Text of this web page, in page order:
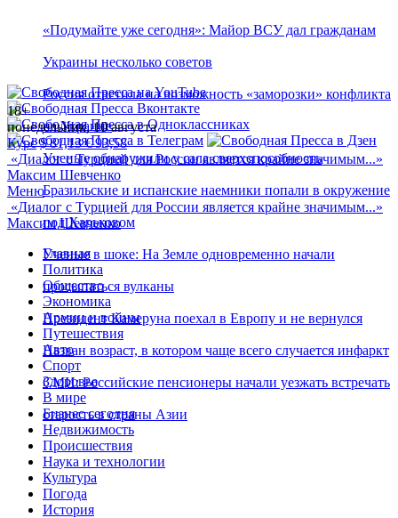
«Подумайте уже сегодня»: Майор ВСУ дал гражданам
Украины несколько советов
Россия ответила на возможность «заморозки» конфликта
на Украине
Ученые обнаружили у сала сверхспособность
Бразильские и испанские наемники попали в окружение
под Харьковом
Ученые в шоке: На Земле одновременно начали
просыпаться вулканы
Президент Камеруна поехал в Европу и не вернулся
Назван возраст, в котором чаще всего случается инфаркт
СМИ: Российские пенсионеры начали уезжать встречать
старость в страны Азии
18+
понедельник, 10 августа
Курс $81,13 €93,58
«Диалог с Турцией для России является крайне значимым...»
Максим Шевченко
Меню
«Диалог с Турцией для России является крайне значимым...»
Максим Шевченко
Главная
Политика
Общество
Экономика
Армии и войны
Путешествия
Авто
Спорт
Здоровье
В мире
Бизнес сегодня
Недвижимость
Происшествия
Наука и технологии
Культура
Погода
История